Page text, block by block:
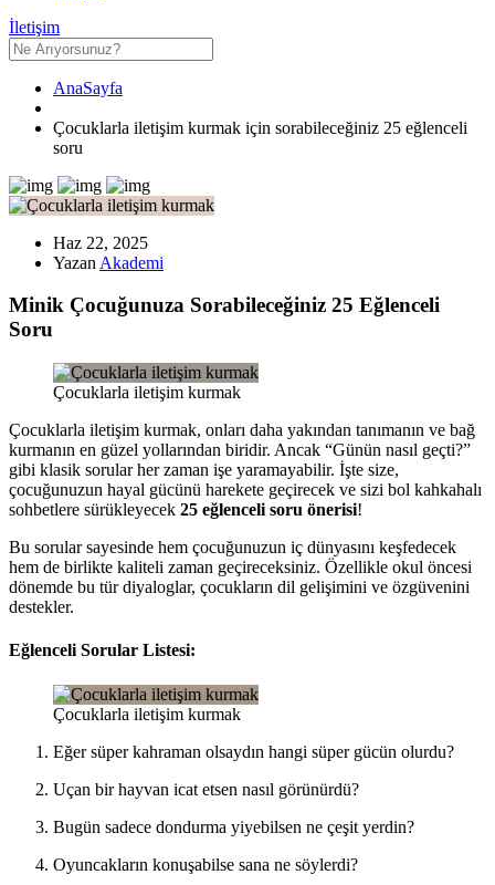
İletişim
AnaSayfa
Çocuklarla iletişim kurmak için sorabileceğiniz 25 eğlenceli
soru
Haz 22, 2025
Yazan Akademi
Minik Çocuğunuza Sorabileceğiniz 25 Eğlenceli
Soru
Çocuklarla iletişim kurmak
Çocuklarla iletişim kurmak, onları daha yakından tanımanın ve bağ
kurmanın en güzel yollarından biridir. Ancak “Günün nasıl geçti?”
gibi klasik sorular her zaman işe yaramayabilir. İşte size,
çocuğunuzun hayal gücünü harekete geçirecek ve sizi bol kahkahalı
sohbetlere sürükleyecek 25 eğlenceli soru önerisi!
Bu sorular sayesinde hem çocuğunuzun iç dünyasını keşfedecek
hem de birlikte kaliteli zaman geçireceksiniz. Özellikle okul öncesi
dönemde bu tür diyaloglar, çocukların dil gelişimini ve özgüvenini
destekler.
Eğlenceli Sorular Listesi:
Çocuklarla iletişim kurmak
Eğer süper kahraman olsaydın hangi süper gücün olurdu?
Uçan bir hayvan icat etsen nasıl görünürdü?
Bugün sadece dondurma yiyebilsen ne çeşit yerdin?
Oyuncakların konuşabilse sana ne söylerdi?